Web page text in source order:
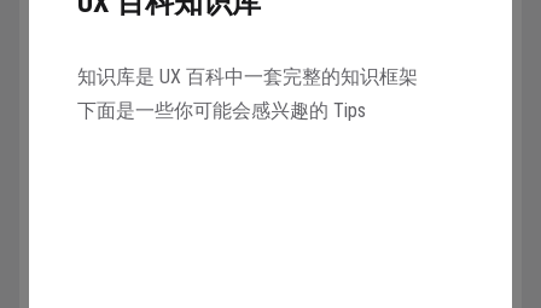
知识库是 UX 百科中一套完整的知识框架
下面是一些你可能会感兴趣的 Tips